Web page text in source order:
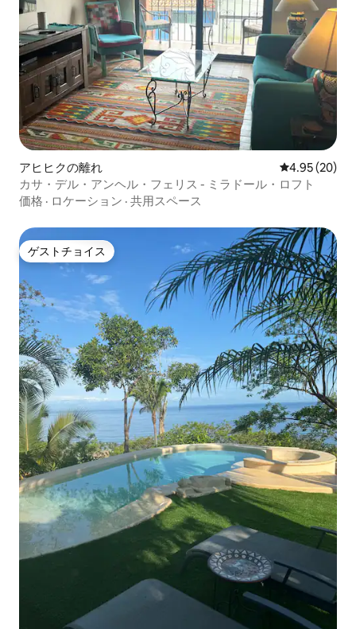
アヒヒクの離れ レビュー20
4.95 (20)
カサ・デル・アンヘル・フェリス - ミラドール・ロフト
価格 · ロケーション · 共用スペース
ゲストチョイス
ゲストチョイス